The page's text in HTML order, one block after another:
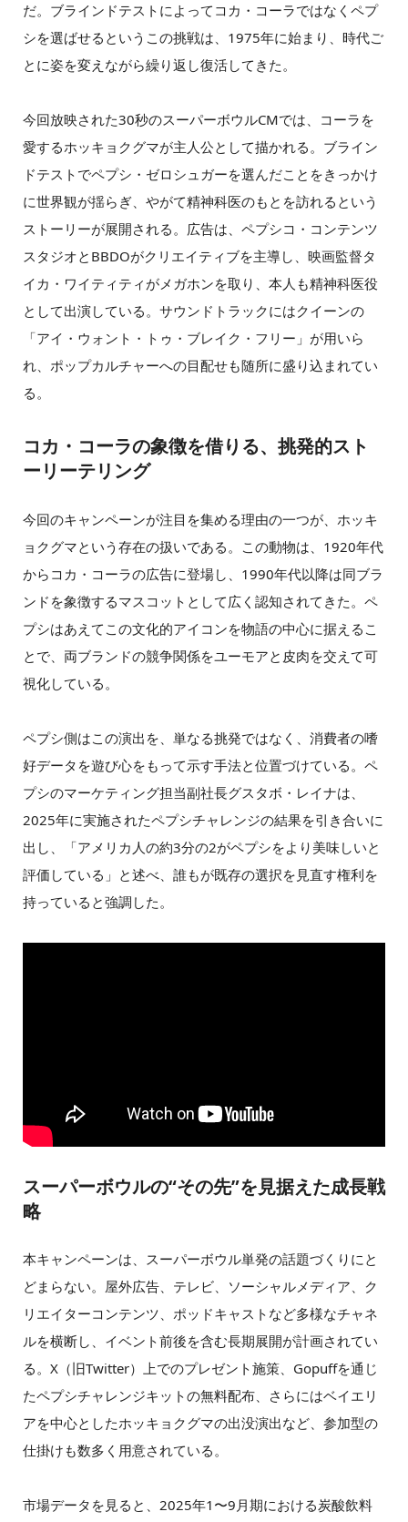
だ。ブラインドテストによってコカ・コーラではなくペプ
シを選ばせるというこの挑戦は、1975年に始まり、時代ご
とに姿を変えながら繰り返し復活してきた。
今回放映された30秒のスーパーボウルCMでは、コーラを
愛するホッキョクグマが主人公として描かれる。ブライン
ドテストでペプシ・ゼロシュガーを選んだことをきっかけ
に世界観が揺らぎ、やがて精神科医のもとを訪れるという
ストーリーが展開される。広告は、ペプシコ・コンテンツ
スタジオとBBDOがクリエイティブを主導し、映画監督タ
イカ・ワイティティがメガホンを取り、本人も精神科医役
として出演している。サウンドトラックにはクイーンの
「アイ・ウォント・トゥ・ブレイク・フリー」が用いら
れ、ポップカルチャーへの目配せも随所に盛り込まれてい
る。
コカ・コーラの象徴を借りる、挑発的スト
ーリーテリング
今回のキャンペーンが注目を集める理由の一つが、ホッキ
ョクグマという存在の扱いである。この動物は、1920年代
からコカ・コーラの広告に登場し、1990年代以降は同ブラ
ンドを象徴するマスコットとして広く認知されてきた。ペ
プシはあえてこの文化的アイコンを物語の中心に据えるこ
とで、両ブランドの競争関係をユーモアと皮肉を交えて可
視化している。
ペプシ側はこの演出を、単なる挑発ではなく、消費者の嗜
好データを遊び心をもって示す手法と位置づけている。ペ
プシのマーケティング担当副社長グスタボ・レイナは、
2025年に実施されたペプシチャレンジの結果を引き合いに
出し、「アメリカ人の約3分の2がペプシをより美味しいと
評価している」と述べ、誰もが既存の選択を見直す権利を
持っていると強調した。
スーパーボウルの“その先”を見据えた成長戦
略
本キャンペーンは、スーパーボウル単発の話題づくりにと
どまらない。屋外広告、テレビ、ソーシャルメディア、ク
リエイターコンテンツ、ポッドキャストなど多様なチャネ
ルを横断し、イベント前後を含む長期展開が計画されてい
る。X（旧Twitter）上でのプレゼント施策、Gopuffを通じ
たペプシチャレンジキットの無料配布、さらにはベイエリ
アを中心としたホッキョクグマの出没演出など、参加型の
仕掛けも数多く用意されている。
市場データを見ると、2025年1〜9月期における炭酸飲料